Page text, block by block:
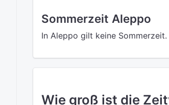
Sommerzeit Aleppo
In Aleppo gilt keine Sommerzeit.
Wie groß ist die